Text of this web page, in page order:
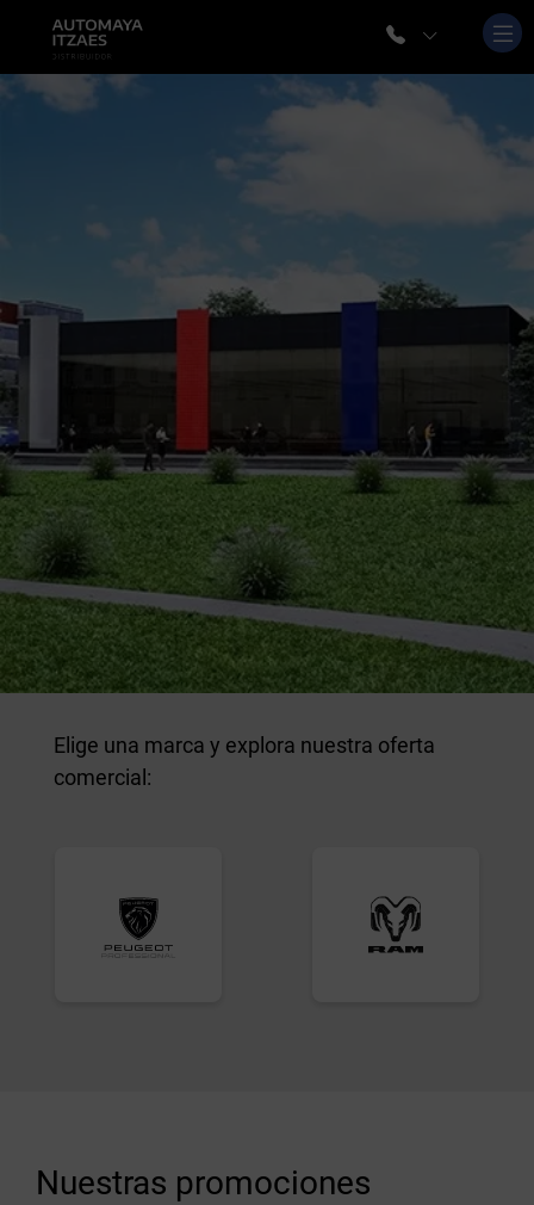
Elige una marca y explora nuestra oferta
comercial:
Nuestras promociones